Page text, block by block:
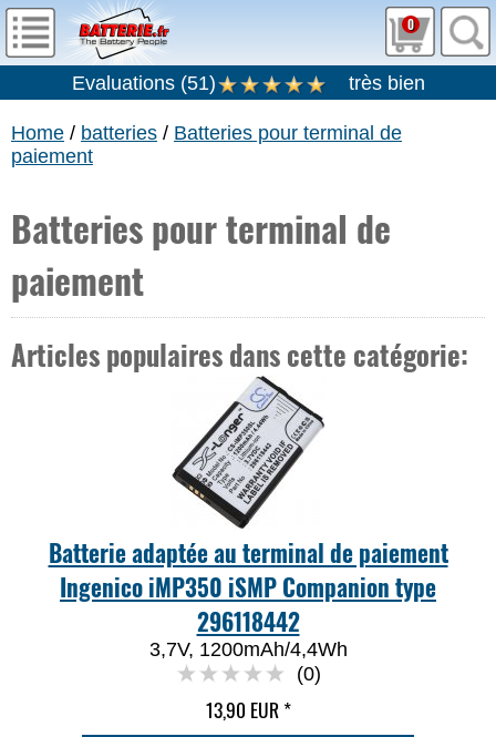
0
Evaluations(51) très bien
Home / batteries / Batteries pour terminal de
paiement
Batteries pour terminal de
paiement
Articles populaires dans cette catégorie:
Batterie adaptée au terminal de paiement
Ingenico iMP350 iSMP Companion type
296118442
3,7V, 1200mAh/4,4Wh
(0)
13,90 EUR*